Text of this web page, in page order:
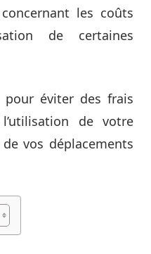
les coûts
de certaines
pour éviter des frais
de votre
vos déplacements